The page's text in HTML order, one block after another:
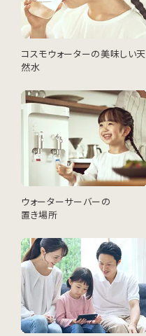
コスモウォーターの美味しい天
然水
ウォーターサーバーの
置き場所